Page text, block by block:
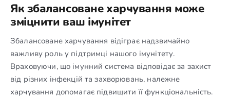
Як збалансоване харчування може
зміцнити ваш імунітет
Збалансоване харчування відіграє надзвичайно
важливу роль у підтримці нашого імунітету.
Враховуючи, що імунний система відповідає за захист
від різних інфекцій та захворювань, належне
харчування допомагає підвищити її функціональність.